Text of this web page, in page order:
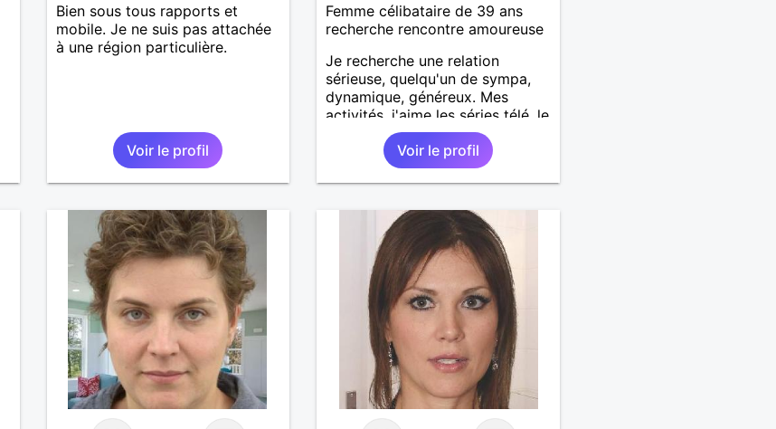
Bien sous tous rapports et
mobile. Je ne suis pas attachée
à une région particulière.
Voir le profil
Femme célibataire de 39 ans
recherche rencontre amoureuse
Je recherche une relation
sérieuse, quelqu'un de sympa,
dynamique, généreux. Mes
activités, j'aime les séries télé, le
cinéma, lire, voyager, se
promener, visiter les musées et
Voir le profil